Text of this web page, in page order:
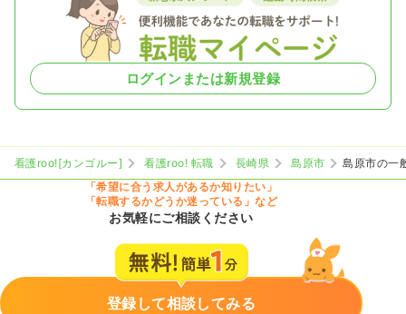
ログインまたは新規登録
看護roo![カンゴルー] 看護roo! 転職 長崎県 島原市
島原市の一
「希望に合う求人があるか知りたい」
「転職するかどうか迷っている」など
お気軽にご相談ください
登録して相談してみる